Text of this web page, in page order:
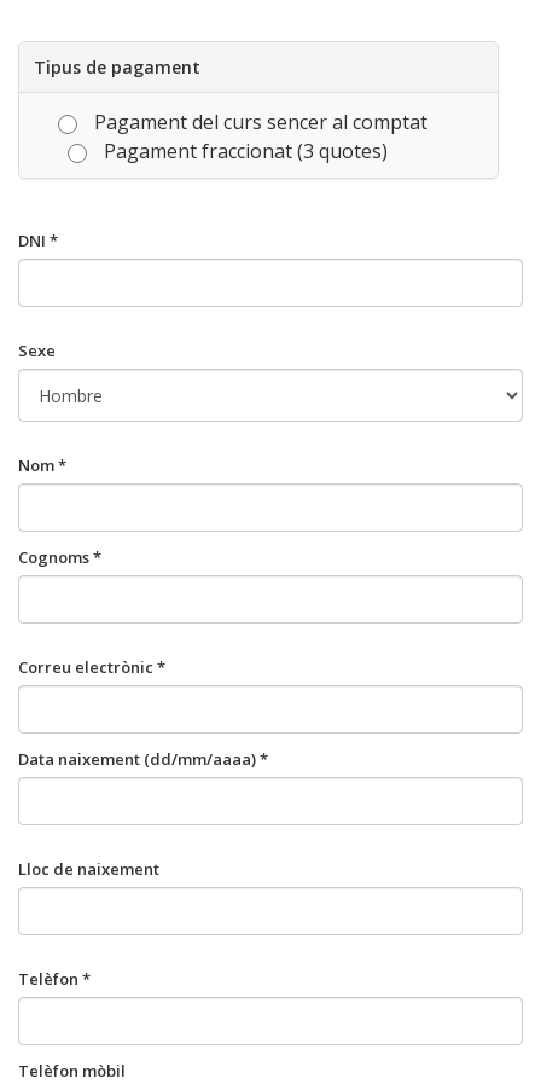
Tipus de pagament
Pagament del curs sencer al comptat
Pagament fraccionat (3 quotes)
DNI *
Sexe
Nom *
Cognoms *
Correu electrònic *
Data naixement (dd/mm/aaaa) *
Lloc de naixement
Telèfon *
Telèfon mòbil